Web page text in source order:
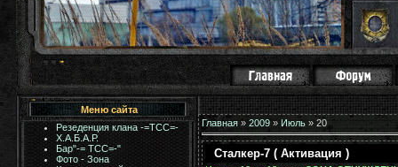
Меню сайта
Резеденция клана -=ТСС=-
Х.А.Б.А.Р.
Бар"-= TCC=-"
Фото - Зона
Главная » 2009 » Июль » 20
Сталкер-7 ( Активация )